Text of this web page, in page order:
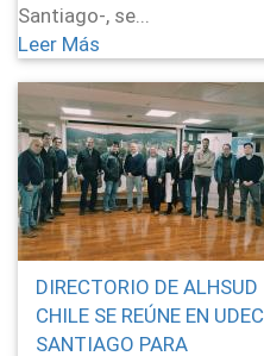
Santiago-, se...
Leer Más
DIRECTORIO DE ALHSUD
CHILE SE REÚNE EN UDEC
SANTIAGO PARA